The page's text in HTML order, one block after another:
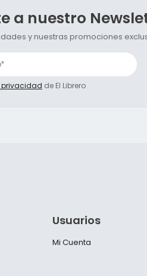
a nuestro
y nuestras promociones
privacidad de El Librero
Usuarios
Mi Cuenta